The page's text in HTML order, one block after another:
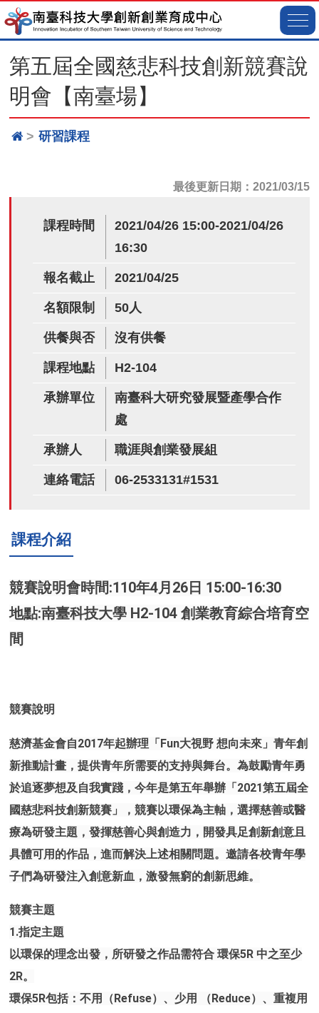
第五屆全國慈悲科技創新競賽說
明會【南臺場】
研習課程
最後更新日期：2021/03/15
課程時間
2021/04/26 15:00-2021/04/26
16:30
報名截止 2021/04/25
名額限制 50人
供餐與否 沒有供餐
課程地點 H2-104
承辦單位
南臺科大研究發展暨產學合作
處
承辦人 職涯與創業發展組
連絡電話 06-2533131#1531
課程介紹
競賽說明會時間:110年4月26日 15:00-16:30
地點:南臺科技大學 H2-104 創業教育綜合培育空
間
競賽說明
慈濟基金會自2017年起辦理「Fun大視野 想向未來」青年創
新推動計畫，提供青年所需要的支持與舞台。為鼓勵青年勇
於追逐夢想及自我實踐，今年是第五年舉辦「2021第五屆全
國慈悲科技創新競賽」，競賽以環保為主軸，選擇慈善或醫
療為研發主題，發揮慈善心與創造力，開發具足創新創意且
具體可用的作品，進而解決上述相關問題。邀請各校青年學
子們為研發注入創意新血，激發無窮的創新思維。
競賽主題
1.指定主題
以環保的理念出發，所研發之作品需符合 環保5R 中之至少
2R。
環保5R包括：不用（Refuse）、少用 （Reduce）、重複用